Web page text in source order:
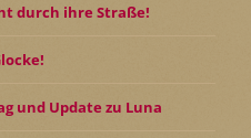
durch ihre Straße!
und Update zu Luna